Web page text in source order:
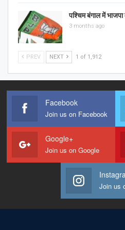
पश्चिम बंगाल में
3 months ago
PREV NEXT 1 of 1,912
Facebook
Join us on Facebook
Google+
Join us on Google
Join us